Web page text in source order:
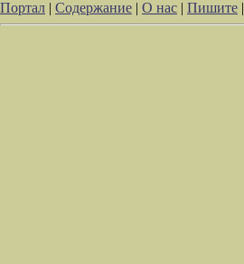
Портал | Содержание | О нас | Пишите |